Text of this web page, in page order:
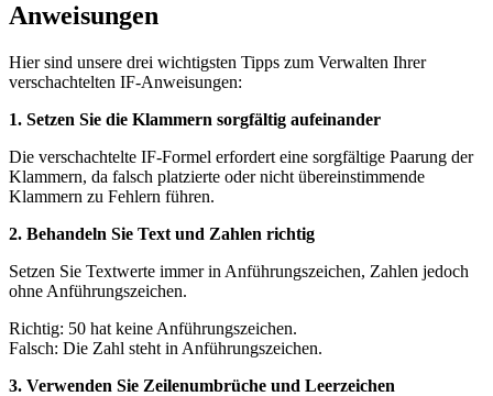
Anweisungen
Hier sind unsere drei wichtigsten Tipps zum Verwalten Ihrer
verschachtelten IF-Anweisungen:
1. Setzen Sie die Klammern sorgfältig aufeinander
Die verschachtelte IF-Formel erfordert eine sorgfältige Paarung der
Klammern, da falsch platzierte oder nicht übereinstimmende
Klammern zu Fehlern führen.
2. Behandeln Sie Text und Zahlen richtig
Setzen Sie Textwerte immer in Anführungszeichen, Zahlen jedoch
ohne Anführungszeichen.
Richtig: 50 hat keine Anführungszeichen.
Falsch: Die Zahl steht in Anführungszeichen.
3. Verwenden Sie Zeilenumbrüche und Leerzeichen